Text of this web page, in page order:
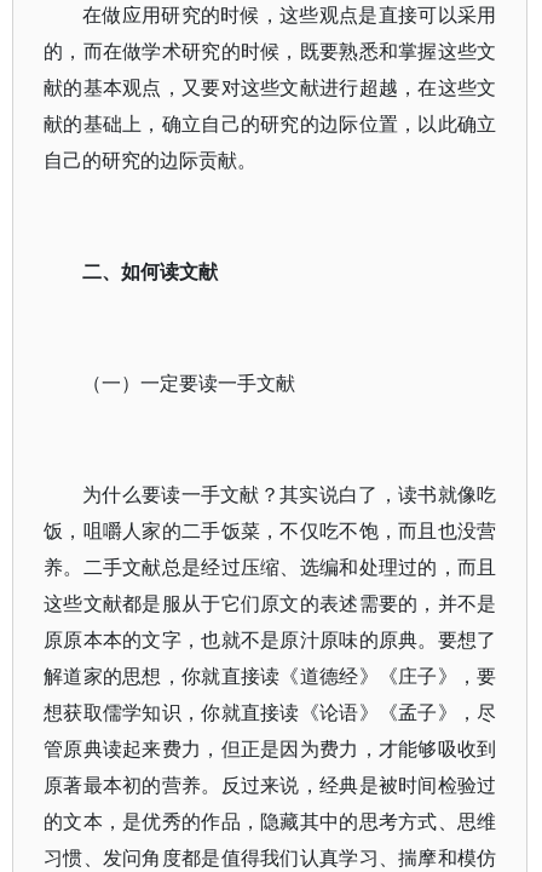
在做应用研究的时候，这些观点是直接可以采用
的，而在做学术研究的时候，既要熟悉和掌握这些文
献的基本观点，又要对这些文献进行超越，在这些文
献的基础上，确立自己的研究的边际位置，以此确立
自己的研究的边际贡献。
二、如何读文献
（一）一定要读一手文献
为什么要读一手文献？其实说白了，读书就像吃
饭，咀嚼人家的二手饭菜，不仅吃不饱，而且也没营
养。二手文献总是经过压缩、选编和处理过的，而且
这些文献都是服从于它们原文的表述需要的，并不是
原原本本的文字，也就不是原汁原味的原典。要想了
解道家的思想，你就直接读《道德经》《庄子》，要
想获取儒学知识，你就直接读《论语》《孟子》，尽
管原典读起来费力，但正是因为费力，才能够吸收到
原著最本初的营养。反过来说，经典是被时间检验过
的文本，是优秀的作品，隐藏其中的思考方式、思维
习惯、发问角度都是值得我们认真学习、揣摩和模仿